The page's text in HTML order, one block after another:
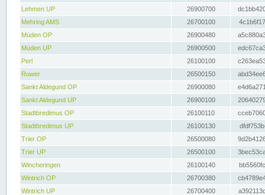
Lehmen UP
26900700
Mehring AMS
26700100
Müden OP
26900480
Müden UP
26900500
Perl
26100100
Ruwer
26500150
Sankt Aldegund OP
26900080
Sankt Aldegund UP
26900100
Stadtbredimus OP
26100110
Stadtbredimus UP
26100130
Trier OP
26500080
Trier UP
26500100
Wincheringen
26100140
Wintrich OP
26700380
Wintrich UP
26700400